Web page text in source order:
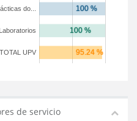
TOTAL UPV
do...
de servicio